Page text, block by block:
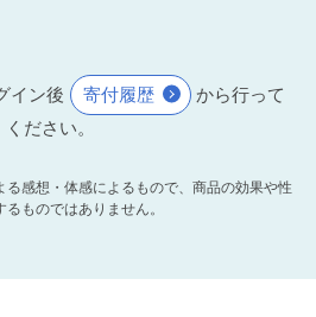
イン後 寄付履歴
から行って
ください。
感想・体感によるもので、商品の効果や性
るものではありません。